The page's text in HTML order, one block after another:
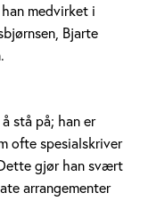
medvirket i
Bjarte
stå på; han er
ofte spesialskriver
gjør han svært
arrangementer